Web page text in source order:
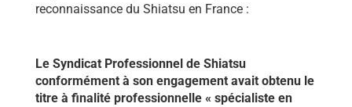
reconnaissance du Shiatsu en France :
Le Syndicat Professionnel de Shiatsu
conformément à son engagement avait obtenu le
titre à finalité professionnelle « spécialiste en